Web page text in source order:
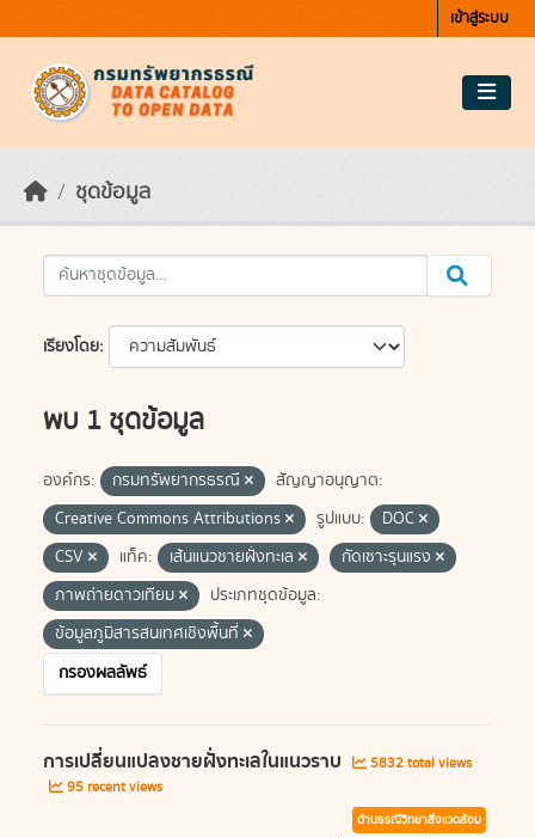
เข้าสู่ระบบ
ชุดข้อมูล
เรียงโดย
พบ 1 ชุดข้อมูล
องค์กร: กรมทรัพยากรธรณี
สัญญาอนุญาต:
Creative Commons Attributions
รูปแบบ:
DOC
CSV
แท็ค: เส้นแนวชายฝั่งทะเล
กัดเซาะรุนแรง
ภาพถ่ายดาวเทียม
ประเภทชุดข้อมูล:
ข้อมูลภูมิสารสนเทศเชิงพื้นที่
กรองผลลัพธ์
การเปลี่ยนแปลงชายฝั่งทะเลในแนวราบ
5832 total views
95 recent views
ด้านธรณีวิทยาสิ่งแวดล้อม